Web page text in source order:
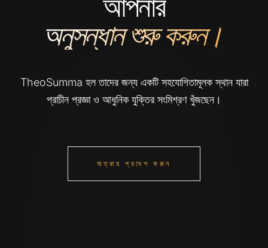
অনুসন্ধান শুরু করুন।
TheoSumma হল তাদের জন্য একটি সহযোগিতামূলক স্থান যারা
প্রাচীন প্রজ্ঞা ও আধুনিক যুক্তির সংমিশ্রণ খুঁজছেন।
যাত্রায় প্রবেশ করুন